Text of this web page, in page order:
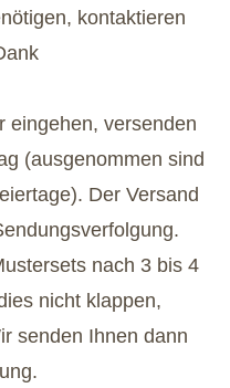
kontaktieren
eingehen, versenden
(ausgenommen sind
Der Versand
nach 3 bis 4
nicht klappen,
senden Ihnen dann